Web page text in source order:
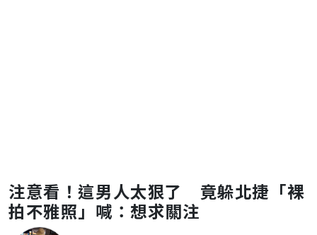
注意看！這男人太狠了 竟躲北捷「裸
拍不雅照」喊：想求關注